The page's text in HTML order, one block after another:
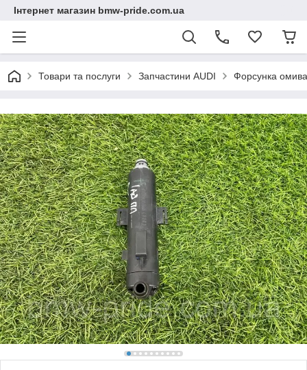
Інтернет магазин bmw-pride.com.ua
Товари та послуги Запчастини AUDI Форсунка